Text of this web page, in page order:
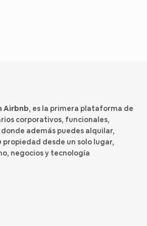
Airbnb, es la primera plataforma de
corporativos, funcionales,
además puedes alquilar,
desde un solo lugar,
negocios y tecnología